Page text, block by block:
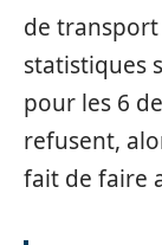
de
statistiques
pour les 6
refusent,
fait de faire